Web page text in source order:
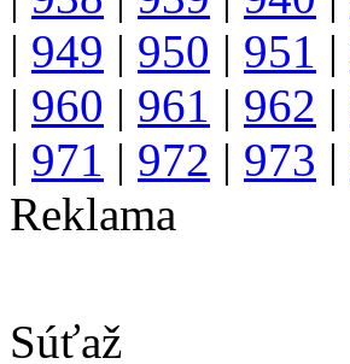
| 949 | 950 | 951 |
| 960 | 961 | 962 |
| 971 | 972 | 973 |
Reklama
Súťaž